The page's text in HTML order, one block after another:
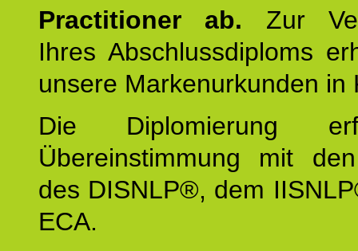
Practitioner ab. Zur
Ihres Abschlussdiploms
unsere Markenurkunden in
Die Diplomierung
Übereinstimmung mit
des DISNLP®, dem
ECA.